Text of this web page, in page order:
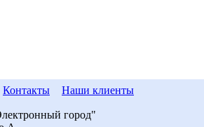
Контакты Наши клиенты
город"